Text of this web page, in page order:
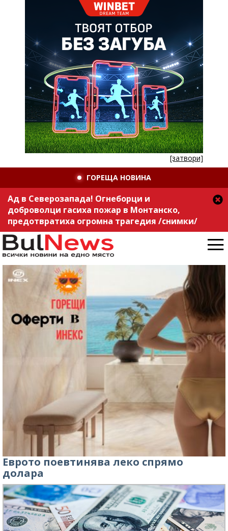
[затвори]
ГОРЕЩА НОВИНА
Ад в Северозапада! Огнеборци и
доброволци гасиха пожар в Монтанско,
предотвратиха огромна трагедия /снимки/
Еврото поевтинява леко спрямо
долара